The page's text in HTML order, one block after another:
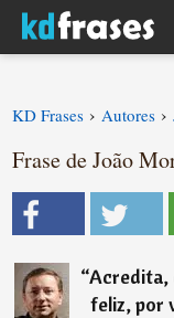
KD Frases › Autores ›
Frase de João
“Acredita,
feliz, por